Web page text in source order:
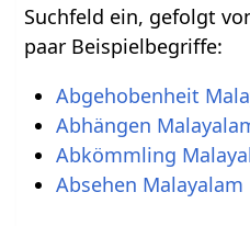
Suchfeld ein, gefolgt
paar Beispielbegriffe:
Abgehobenheit
Abhängen
Abkömmling
Absehen Malayalam